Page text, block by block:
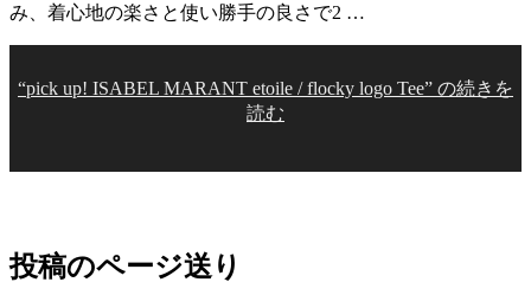
み、着心地の楽さと使い勝手の良さで2 …
“pick up! ISABEL MARANT etoile / flocky logo Tee” の続きを
読む
投稿のページ送り